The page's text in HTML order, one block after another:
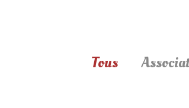
Tous